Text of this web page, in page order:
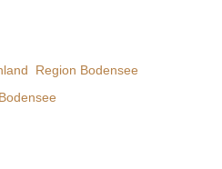
Region Bodensee